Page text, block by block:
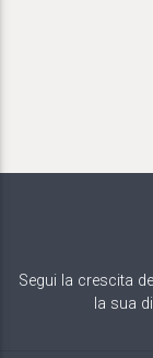
Segui la crescita
la sua